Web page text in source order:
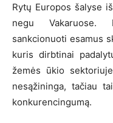
Rytų Europos šalyse
negu Vakaruose.
sankcionuoti esamus
kuris dirbtinai
žemės ūkio
nesąžininga, tačiau
konkurencingumą.